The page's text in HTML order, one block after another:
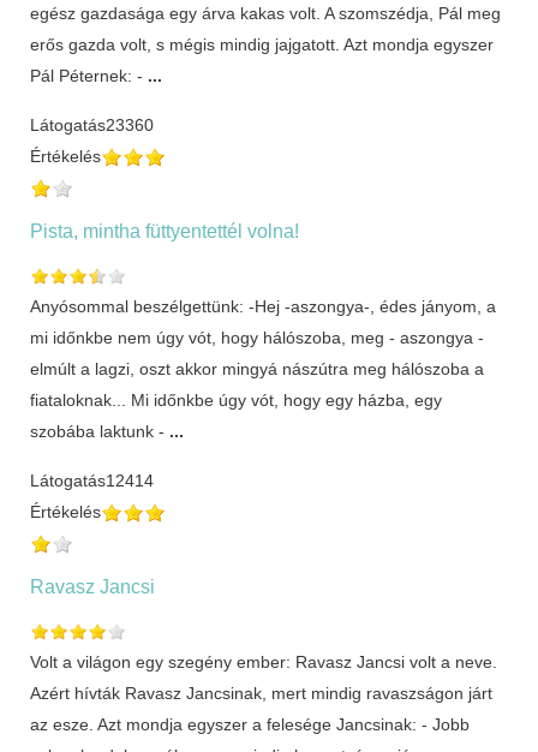
egész gazdasága egy árva kakas volt. A szomszédja, Pál meg
erős gazda volt, s mégis mindig jajgatott. Azt mondja egyszer
Pál Péternek: - ...
Látogatás23360
Értékelés
Pista, mintha füttyentettél volna!
Anyósommal beszélgettünk: -Hej -aszongya-, édes jányom, a
mi időnkbe nem úgy vót, hogy hálószoba, meg - aszongya -
elmúlt a lagzi, oszt akkor mingyá nászútra meg hálószoba a
fiataloknak... Mi időnkbe úgy vót, hogy egy házba, egy
szobába laktunk - ...
Látogatás12414
Értékelés
Ravasz Jancsi
Volt a világon egy szegény ember: Ravasz Jancsi volt a neve.
Azért hívták Ravasz Jancsinak, mert mindig ravaszságon járt
az esze. Azt mondja egyszer a felesége Jancsinak: - Jobb